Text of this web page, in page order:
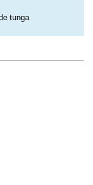
tunga